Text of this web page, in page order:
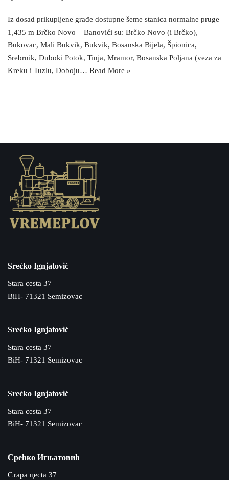
Iz dosad prikupljene građe dostupne šeme stanica normalne pruge
1,435 m Brčko Novo – Banovići su: Brčko Novo (i Brčko),
Bukovac, Mali Bukvik, Bukvik, Bosanska Bijela, Špionica,
Srebrnik, Duboki Potok, Tinja, Mramor, Bosanska Poljana (veza za
Kreku i Tuzlu, Doboju… Read More »
Srećko Ignjatović
Stara cesta 37
BiH- 71321 Semizovac
Srećko Ignjatović
Stara cesta 37
BiH- 71321 Semizovac
Srećko Ignjatović
Stara cesta 37
BiH- 71321 Semizovac
Срећко Игњатовић
Cтара цecta 37